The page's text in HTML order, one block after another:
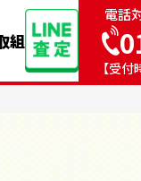
組
電話
【受